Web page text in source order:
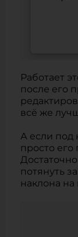
Работает
после его
всё же
А если под
просто его
потянуть
наклона